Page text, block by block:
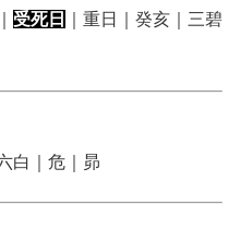
受死日
｜重日｜癸亥｜三碧
白｜危｜昴